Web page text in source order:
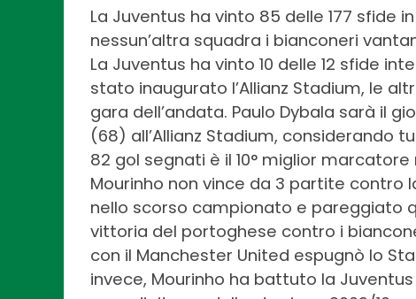
La Juventus ha vinto 85 delle 177 sfide
nessun’altra squadra i bianconeri
La Juventus ha vinto 10 delle 12 sfide
stato inaugurato l’Allianz Stadium, le
gara dell’andata. Paulo Dybala sarà il
(68) all’Allianz Stadium, considerando
82 gol segnati è il 10° miglior
Mourinho non vince da 3 partite contro
nello scorso campionato e pareggiato
vittoria del portoghese contro i
con il Manchester United espugnò lo
invece, Mourinho ha battuto la